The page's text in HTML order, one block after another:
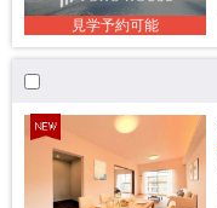
見学予約可能